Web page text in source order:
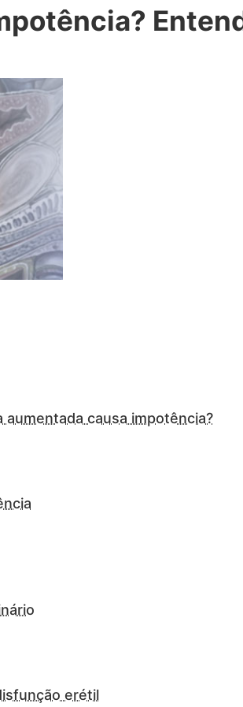
causa impotência?
erétil